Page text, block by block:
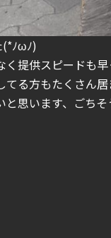
(*ﾉωﾉ)
く提供スピードも
てる方もたくさん居
と思います、ごち